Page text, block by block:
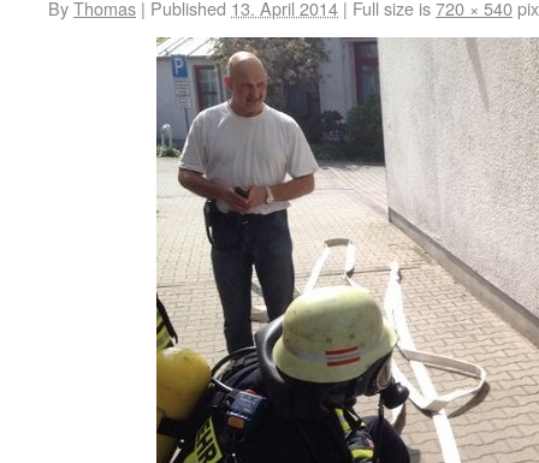
ByThomas | Published 13. April 2014 | Full size is720 × 540